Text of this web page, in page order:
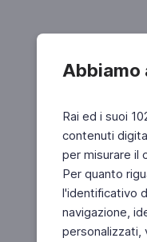
Abbiamo
Rai ed i suoi
contenuti
per misurare il
Per quanto
l'identificativo
navigazione,
personalizzati,